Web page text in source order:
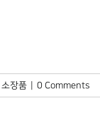
소장품 0 Comments